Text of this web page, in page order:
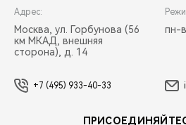
Адрес:
Москва, ул. Горбунова (56
км МКАД, внешняя
сторона), д. 14
пн-
+7 (495) 933-40-33